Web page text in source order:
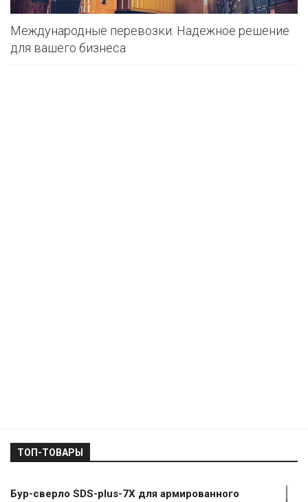
Международные перевозки: Надежное решение
для вашего бизнеса
ТОП-ТОВАРЫ
Бур-сверло SDS-plus-7X для армированного